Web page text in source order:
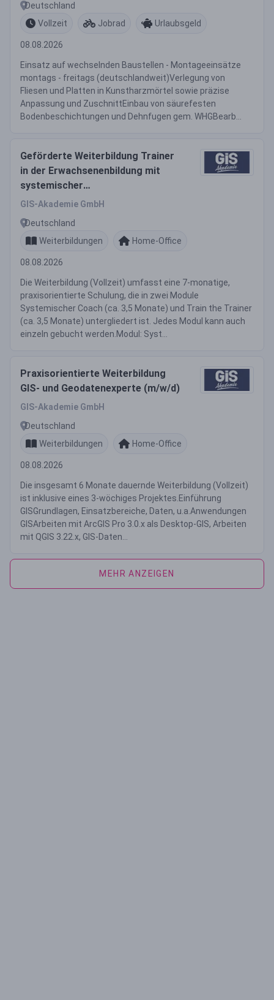
Deutschland
Vollzeit
Jobrad Urlaubsgeld
08.08.2026
Einsatz auf wechselnden Baustellen - Montageeinsätze
montags - freitags (deutschlandweit)Verlegung von
Fliesen und Platten in Kunstharzmörtel sowie präzise
Anpassung und ZuschnittEinbau von säurefesten
Bodenbeschichtungen und Dehnfugen gem. WHGBearb...
Geförderte Weiterbildung Trainer
in der Erwachsenenbildung mit
systemischer
Coachingkompetenz (m/w/d)
GIS-Akademie GmbH
Deutschland
Weiterbildungen
Home-Office
08.08.2026
Die Weiterbildung (Vollzeit) umfasst eine 7-monatige,
praxisorientierte Schulung, die in zwei Module
Systemischer Coach (ca. 3,5 Monate) und Train the Trainer
(ca. 3,5 Monate) untergliedert ist. Jedes Modul kann auch
einzeln gebucht werden.Modul: Syst...
Praxisorientierte Weiterbildung
GIS- und Geodatenexperte (m/w/d)
GIS-Akademie GmbH
Deutschland
Weiterbildungen
Home-Office
08.08.2026
Die insgesamt 6 Monate dauernde Weiterbildung (Vollzeit)
ist inklusive eines 3-wöchiges Projektes.Einführung
GISGrundlagen, Einsatzbereiche, Daten, u.a.Anwendungen
GISArbeiten mit ArcGIS Pro 3.0.x als Desktop-GIS, Arbeiten
mit QGIS 3.22.x, GIS-Daten...
MEHR ANZEIGEN